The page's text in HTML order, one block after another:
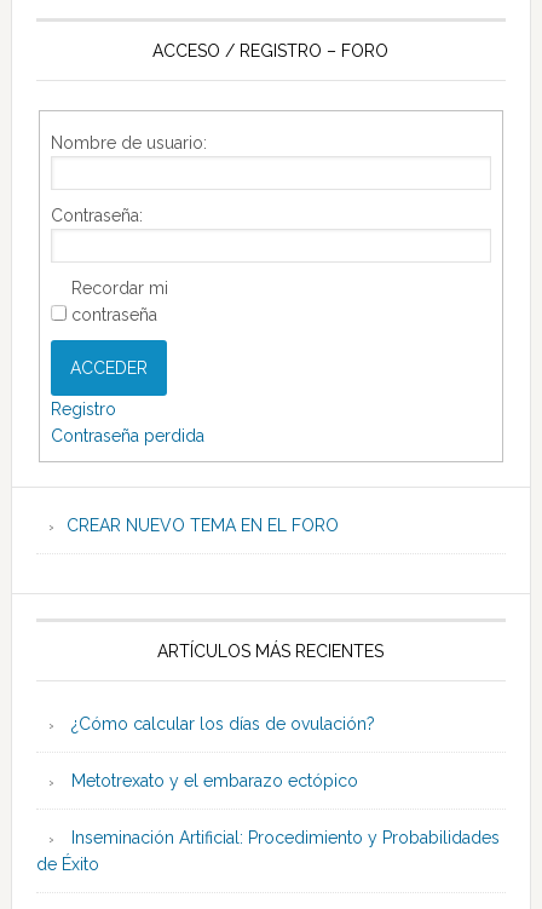
ACCESO / REGISTRO – FORO
Nombre de usuario:
Contraseña:
Recordar mi
contraseña
ACCEDER
Registro
Contraseña perdida
CREAR NUEVO TEMA EN EL FORO
ARTÍCULOS MÁS RECIENTES
¿Cómo calcular los días de ovulación?
Metotrexato y el embarazo ectópico
Inseminación Artificial: Procedimiento y Probabilidades
de Éxito